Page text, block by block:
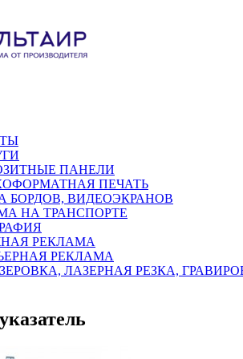
ПАНЕЛИ
ПЕЧАТЬ
БОРДОВ, ВИДЕОЭКРАНОВ
НА ТРАНСПОРТЕ
РЕКЛАМА
РЕКЛАМА
ЛАЗЕРНАЯ РЕЗКА,